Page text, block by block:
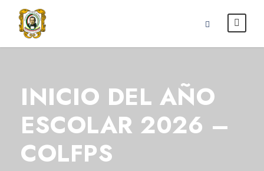
INICIO DEL AÑO
ESCOLAR 2026 –
COLFPS